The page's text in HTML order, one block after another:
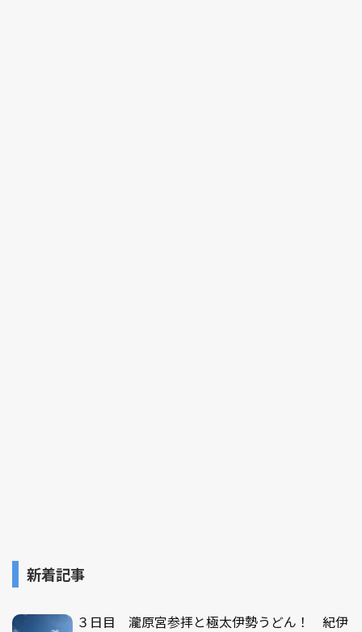
新着記事
３日目 瀧原宮参拝と極太伊勢うどん！ 紀伊